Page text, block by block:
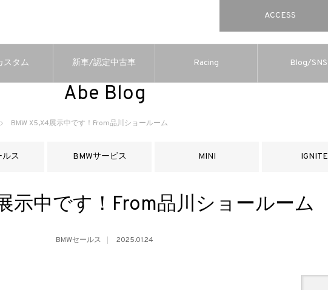
ACCESS
スタム 新車/認定中古車 Racing Blog/SNS
Abe Blog
BMW X5,X4展示中です！From品川ショールーム
ルス BMWサービス MINI IGNITE
示中です！From品川ショールーム
BMWセールス 2025.01.24